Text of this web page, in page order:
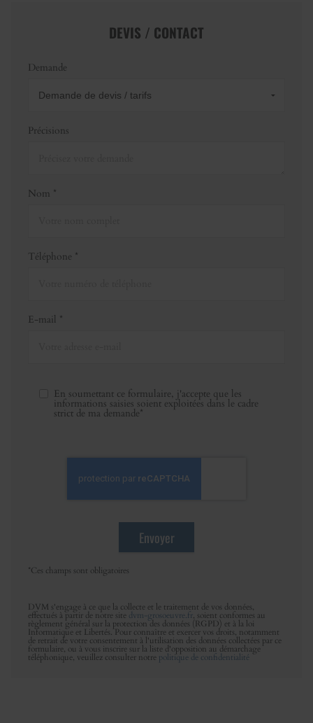
DEVIS / CONTACT
Demande
Précisions
Nom *
Téléphone *
E-mail *
En soumettant ce formulaire, j'accepte que les
informations saisies soient exploitées dans le cadre
strict de ma demande*
*Ces champs sont obligatoires
DVM s'engage à ce que la collecte et le traitement de vos données,
effectués à partir de notre site dvm-grosoeuvre.fr, soient conformes au
règlement général sur la protection des données (RGPD) et à la loi
Informatique et Libertés. Pour connaître et exercer vos droits, notamment
de retrait de votre consentement à l'utilisation des données collectées par ce
formulaire, ou à vous inscrire sur la liste d'opposition au démarchage
téléphonique, veuillez consulter notre politique de confidentialité